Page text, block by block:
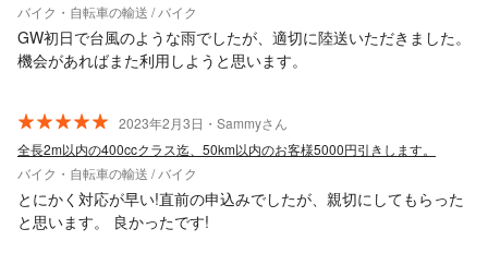
バイク・自転車の輸送 / バイク
GW初日で台風のような雨でしたが、適切に陸送いただきました。
機会があればまた利用しようと思います。
2023年2月3日・Sammyさん
全長2m以内の400ccクラス迄、50km以内のお客様5000円引きします。
バイク・自転車の輸送 / バイク
とにかく対応が早い!直前の申込みでしたが、親切にしてもらった
と思います。 良かったです!